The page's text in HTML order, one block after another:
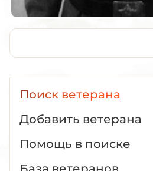
Поиск ветерана
Добавить ветерана
Помощь в поиске